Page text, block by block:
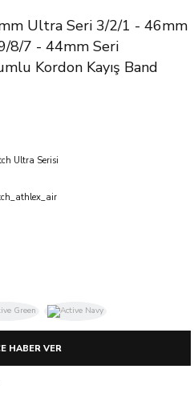
Ultra Seri 3/2/1 - 46mm
8/7 - 44mm Seri
Kordon Kayış Band
Ultra Serisi
HABER VER